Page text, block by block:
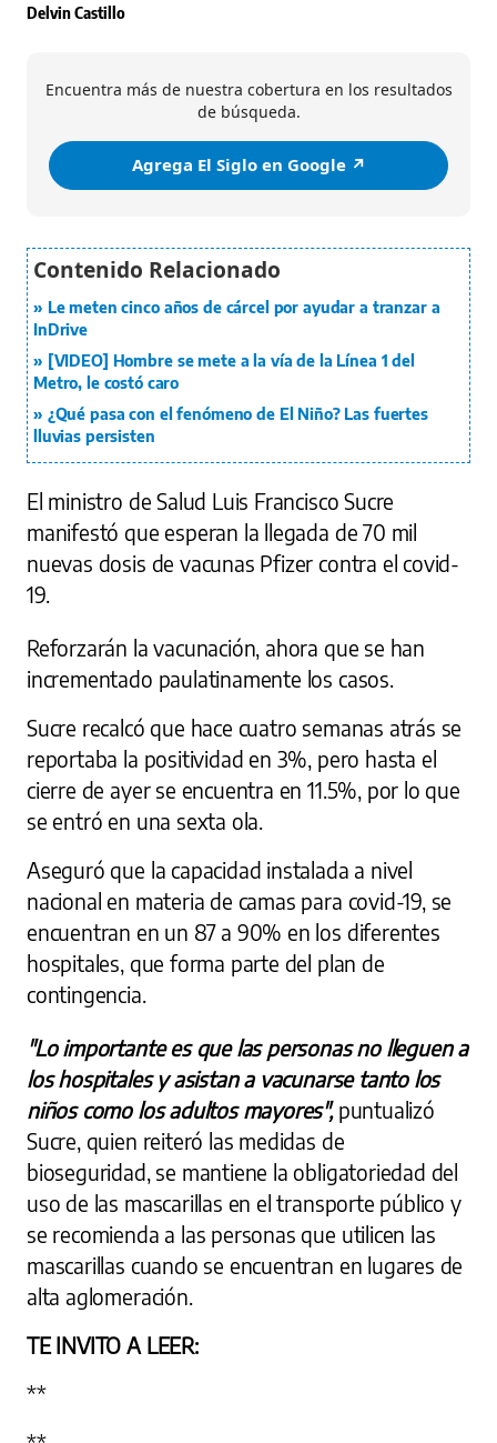
Delvin Castillo
Encuentra más de nuestra cobertura en los resultados
de búsqueda.
Agrega El Siglo en Google ↗️
Le meten cinco años de cárcel por ayudar a tranzar a
InDrive
[VIDEO] Hombre se mete a la vía de la Línea 1 del
Metro, le costó caro
¿Qué pasa con el fenómeno de El Niño? Las fuertes
lluvias persisten
El ministro de Salud Luis Francisco Sucre
manifestó que esperan la llegada de 70 mil
nuevas dosis de vacunas Pfizer contra el covid-
19.
Reforzarán la vacunación, ahora que se han
incrementado paulatinamente los casos.
Sucre recalcó que hace cuatro semanas atrás se
reportaba la positividad en 3%, pero hasta el
cierre de ayer se encuentra en 11.5%, por lo que
se entró en una sexta ola.
Aseguró que la capacidad instalada a nivel
nacional en materia de camas para covid-19, se
encuentran en un 87 a 90% en los diferentes
hospitales, que forma parte del plan de
contingencia.
"Lo importante es que las personas no lleguen a
los hospitales y asistan a vacunarse tanto los
niños como los adultos mayores", puntualizó
Sucre, quien reiteró las medidas de
bioseguridad, se mantiene la obligatoriedad del
uso de las mascarillas en el transporte público y
se recomienda a las personas que utilicen las
mascarillas cuando se encuentran en lugares de
alta aglomeración.
TE INVITO A LEER:
**